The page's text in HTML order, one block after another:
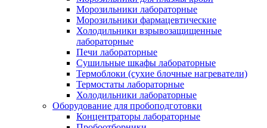
Морозильники лабораторные
Морозильники фармацевтические
Холодильники взрывозащищенные
лабораторные
Печи лабораторные
Сушильные шкафы лабораторные
Термоблоки (сухие блочные нагреватели)
Термостаты лабораторные
Холодильники лабораторные
Оборудование для пробоподготовки
Концентраторы лабораторные